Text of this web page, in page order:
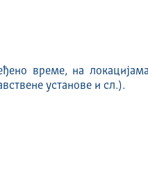
време, на
установе и сл.).